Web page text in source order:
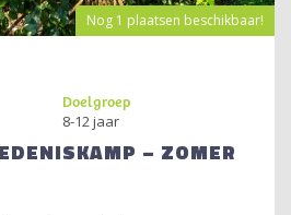
Nog 1 plaatsen beschikbaar!
Doelgroep
8-12 jaar
– ZOMER